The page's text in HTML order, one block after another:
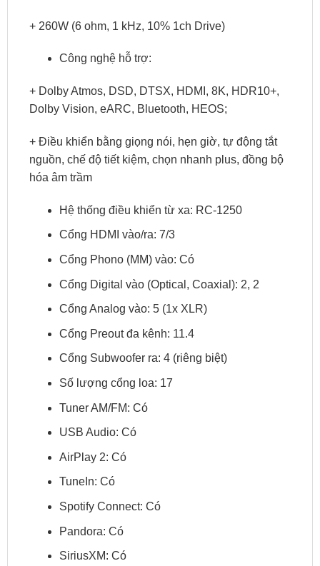
+ 260W (6 ohm, 1 kHz, 10% 1ch Drive)
Công nghệ hỗ trợ:
+ Dolby Atmos, DSD, DTSX, HDMI, 8K, HDR10+,
Dolby Vision, eARC, Bluetooth, HEOS;
+ Điều khiển bằng giọng nói, hẹn giờ, tự động tắt
nguồn, chế độ tiết kiệm, chọn nhanh plus, đồng bộ
hóa âm trầm
Hệ thống điều khiển từ xa: RC-1250
Cổng HDMI vào/ra: 7/3
Cổng Phono (MM) vào: Có
Cổng Digital vào (Optical, Coaxial): 2, 2
Cổng Analog vào: 5 (1x XLR)
Cổng Preout đa kênh: 11.4
Cổng Subwoofer ra: 4 (riêng biệt)
Số lượng cổng loa: 17
Tuner AM/FM: Có
USB Audio: Có
AirPlay 2: Có
TuneIn: Có
Spotify Connect: Có
Pandora: Có
SiriusXM: Có